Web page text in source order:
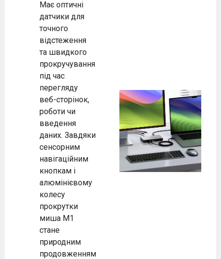
Має оптичні
датчики для
точного
відстеження
та швидкого
прокручування
під час
перегляду
веб-сторінок,
роботи чи
введення
даних. Завдяки
сенсорним
навігаційним
кнопкам і
алюмінієвому
колесу
прокрутки
миша M1
стане
природним
продовженням